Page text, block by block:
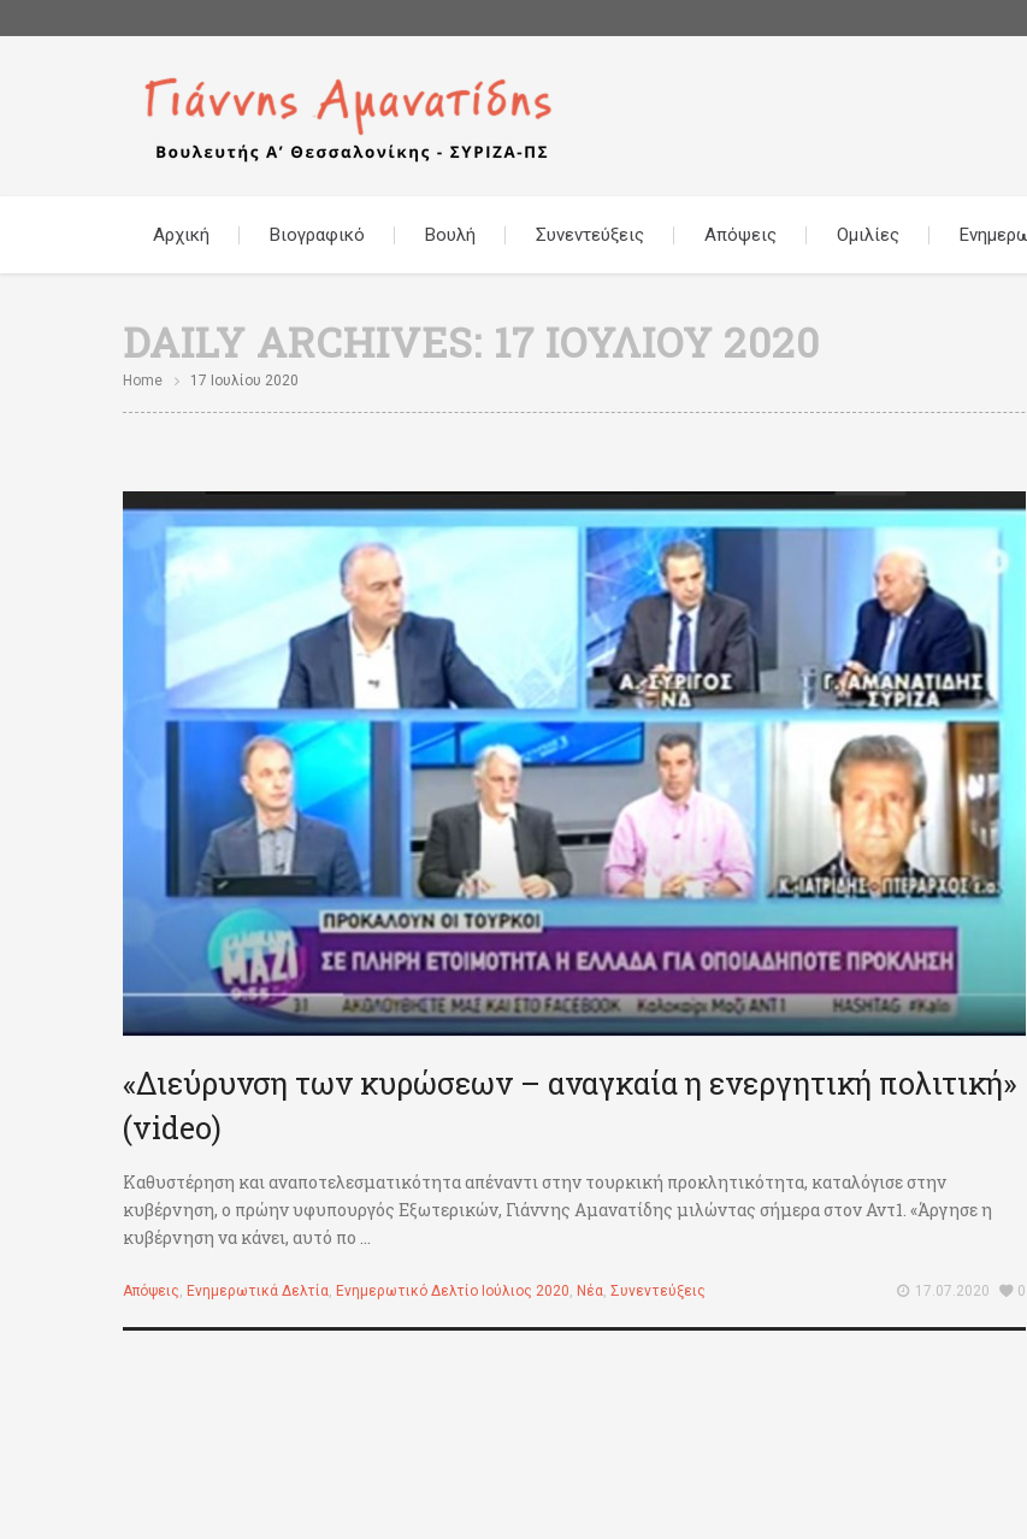
Αρχική Βιογραφικό Βουλή Συνεντεύξεις Απόψεις Ομιλίες
DAILY ARCHIVES: 17 ΙΟΥΛΊΟΥ 2020
Home 17 Ιουλίου 2020
«Διεύρυνση των κυρώσεων – αναγκαία η ενεργητική πολιτική»
(video)
Καθυστέρηση και αναποτελεσματικότητα απέναντι στην τουρκική προκλητικότητα, καταλόγισε στην
κυβέρνηση, ο πρώην υφυπουργός Εξωτερικών, Γιάννης Αμανατίδης μιλώντας σήμερα στον Αντ1. «Άργησε η
κυβέρνηση να κάνει, αυτό πο ...
Απόψεις, Ενημερωτικά Δελτία, Ενημερωτικό Δελτίο Ιούλιος 2020, Νέα, Συνεντεύξεις 17.07.2020 0